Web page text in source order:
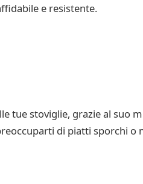
e resistente.
tue stoviglie, grazie al suo
di piatti sporchi o